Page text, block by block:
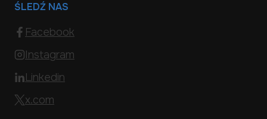
ŚLEDŹ NAS
Facebook
Instagram
Linkedin
x.com